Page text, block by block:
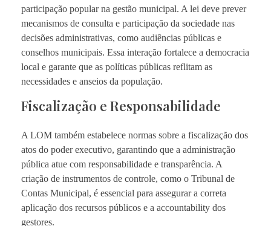
participação popular na gestão municipal. A lei deve prever
mecanismos de consulta e participação da sociedade nas
decisões administrativas, como audiências públicas e
conselhos municipais. Essa interação fortalece a democracia
local e garante que as políticas públicas reflitam as
necessidades e anseios da população.
Fiscalização e Responsabilidade
A LOM também estabelece normas sobre a fiscalização dos
atos do poder executivo, garantindo que a administração
pública atue com responsabilidade e transparência. A
criação de instrumentos de controle, como o Tribunal de
Contas Municipal, é essencial para assegurar a correta
aplicação dos recursos públicos e a accountability dos
gestores.